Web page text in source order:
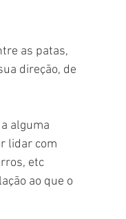
as patas,
direção, de
alguma
lidar com
etc
ao que o